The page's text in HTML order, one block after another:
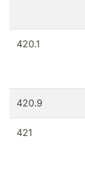
420.1
420.9
421